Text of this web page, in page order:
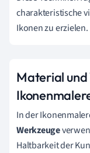
charakteristische
Ikonen zu erzielen.
Material und
In der
Werkzeuge
Haltbarkeit der